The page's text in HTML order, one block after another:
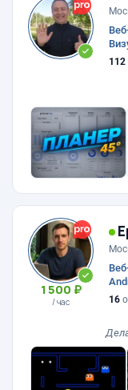
112
1 500 ₽
/ час 16